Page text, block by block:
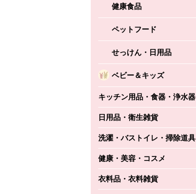
健康食品
ペットフード
せっけん・日用品
ベビー＆キッズ
キッチン用品・食器・浄水器
日用品・衛生雑貨
洗濯・バストイレ・掃除道具
健康・美容・コスメ
衣料品・衣料雑貨